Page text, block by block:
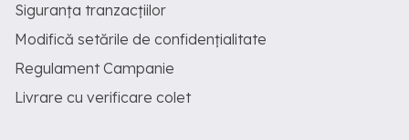
Siguranța tranzacțiilor
Modifică setările de confidențialitate
Regulament Campanie
Livrare cu verificare colet